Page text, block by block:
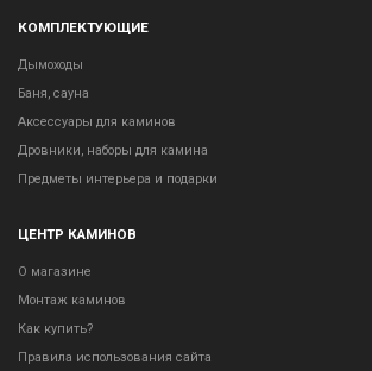
КОМПЛЕКТУЮЩИЕ
Дымоходы
Баня, сауна
Аксессуары для каминов
Дровники, наборы для камина
Предметы интерьера и подарки
ЦЕНТР КАМИНОВ
О магазине
Монтаж каминов
Как купить?
Правила использования сайта